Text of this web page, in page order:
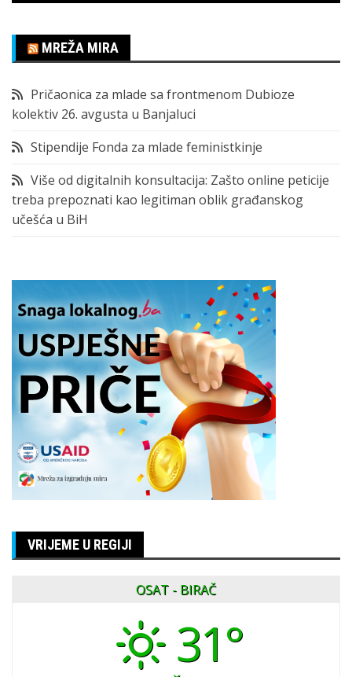
MREŽA MIRA
Pričaonica za mlade sa frontmenom Dubioze
kolektiv 26. avgusta u Banjaluci
Stipendije Fonda za mlade feministkinje
Više od digitalnih konsultacija: Zašto online peticije
treba prepoznati kao legitiman oblik građanskog
učešća u BiH
VRIJEME U REGIJI
OSAT - BIRAČ
31°